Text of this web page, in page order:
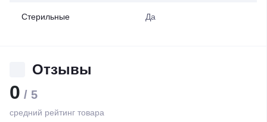
Стерильные Да
Отзывы
0 / 5
средний рейтинг товара